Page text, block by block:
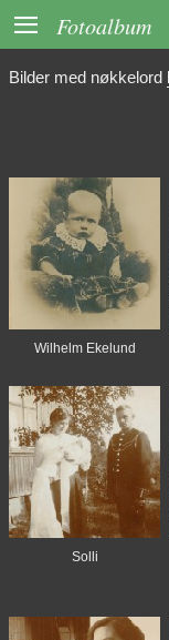
 Fotoalbum
Bilder med nøkkelord
Wilhelm Ekelund
Solli